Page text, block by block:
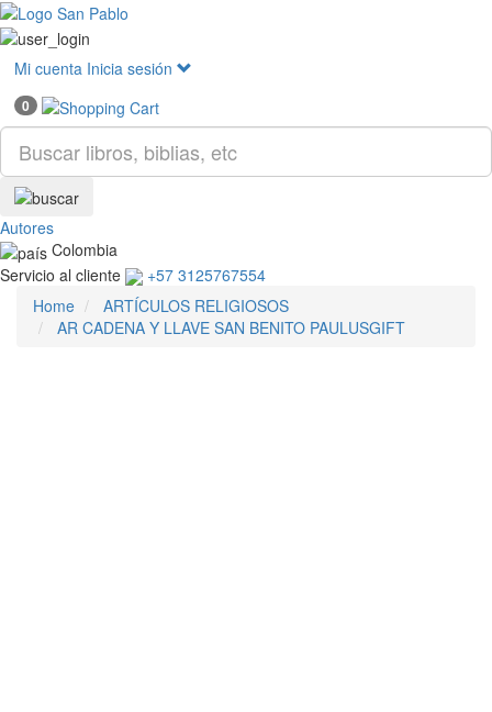
Mi cuenta Inicia sesión
0
Autores
Colombia
Servicio al cliente
+57 3125767554
Home
ARTÍCULOS RELIGIOSOS
AR CADENA Y LLAVE SAN BENITO PAULUSGIFT